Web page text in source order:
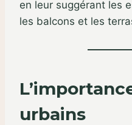
en leur suggérant les
les balcons et les
urbains